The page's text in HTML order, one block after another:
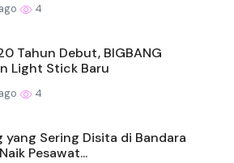
4
Tahun Debut, BIGBANG
Light Stick Baru
4
yang Sering Disita di Bandara
Pesawat...